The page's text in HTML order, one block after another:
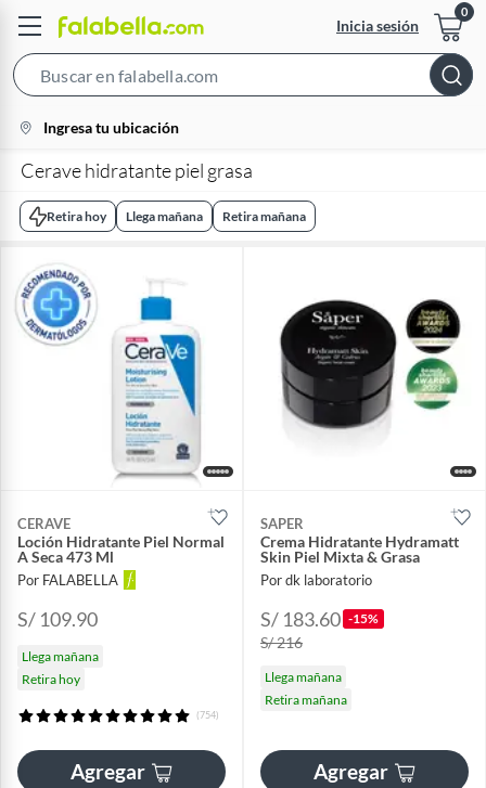
Inicia sesión
Bar
location-
icon
Ingresa tu ubicación
Cerave hidratante piel grasa
Retira hoy Llega mañana Retira mañana
CERAVE
Loción Hidratante Piel Normal
A Seca 473 Ml
Por FALABELLA
S/ 109.90
Llega mañana
Retira hoy
(754)
Agregar
SAPER
Crema Hidratante Hydramatt
Skin Piel Mixta & Grasa
Por dk laboratorio
S/ 183.60 -15%
S/ 216
Llega mañana
Retira mañana
Agregar